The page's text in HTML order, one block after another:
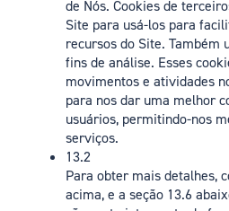
de Nós. Cookies de
Site para usá-los para
recursos do Site. Também
fins de análise. Esses
movimentos e atividades
para nos dar uma melhor
usuários, permitindo-nos
serviços.
13.2
Para obter mais detalhes,
acima, e a seção 13.6